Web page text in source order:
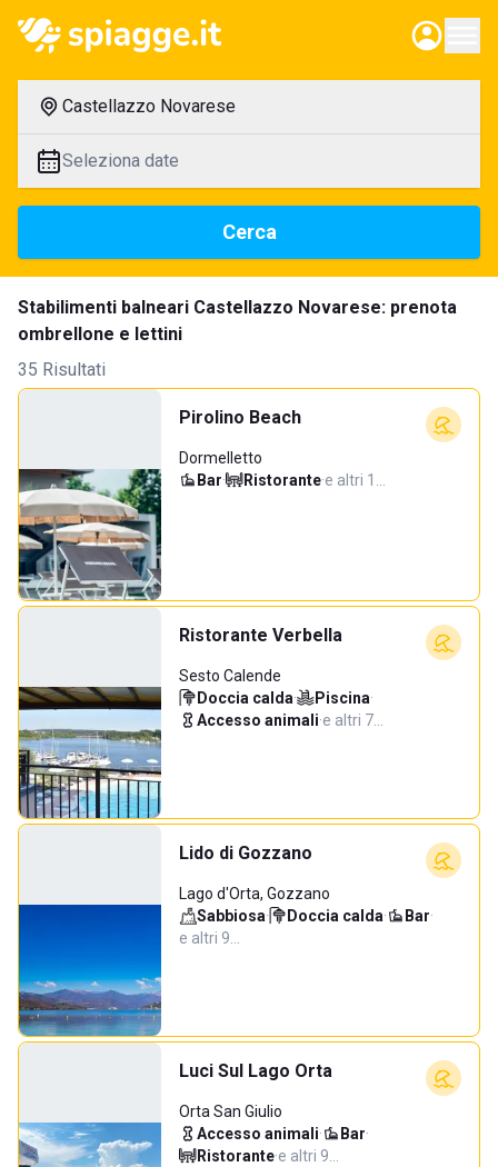
Castellazzo Novarese
Seleziona date
Cerca
Stabilimenti balneari Castellazzo Novarese: prenota
ombrellone e lettini
35 Risultati
Pirolino Beach
Dormelletto
Bar· Ristorante·e altri 1…
Ristorante Verbella
Sesto Calende
Doccia calda· Piscina·
Accesso animali·e altri 7…
Lido di Gozzano
Lago d'Orta, Gozzano
Sabbiosa· Doccia calda· Bar·
e altri 9…
Luci Sul Lago Orta
Orta San Giulio
Accesso animali· Bar·
Ristorante·e altri 9…